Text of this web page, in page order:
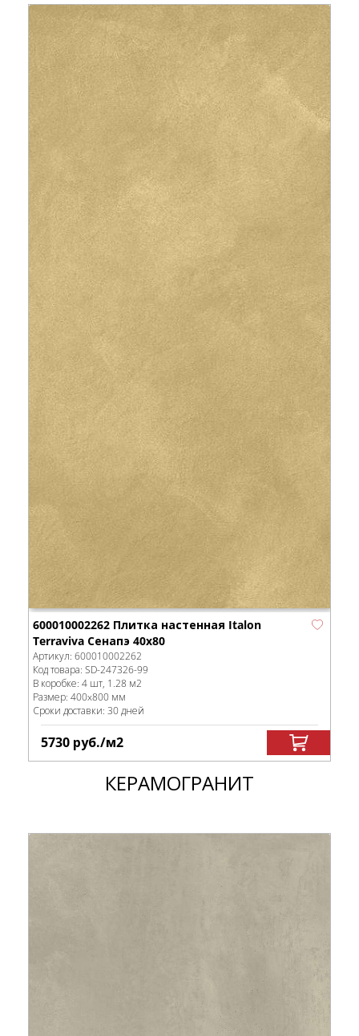
600010002262 Плитка настенная Italon
Terraviva Сенапэ 40x80
Артикул: 600010002262
Код товара: SD-247326-99
В коробке: 4 шт, 1.28 м2
Размер: 400x800 мм
Сроки доставки: 30 дней
5730 руб./м2
КЕРАМОГРАНИТ